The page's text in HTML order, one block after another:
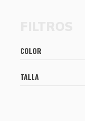
COLOR
TALLA